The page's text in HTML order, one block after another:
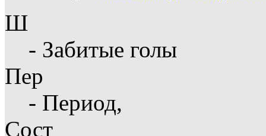
Ш
- Забитые голы
Пер
- Период,
Сост